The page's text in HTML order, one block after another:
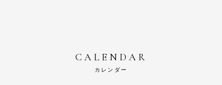
CALENDAR
カレンダー